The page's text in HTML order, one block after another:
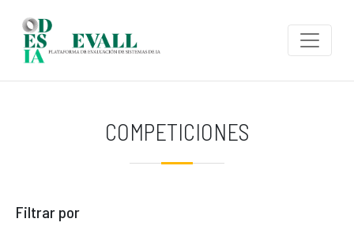
COMPETICIONES
Filtrar por